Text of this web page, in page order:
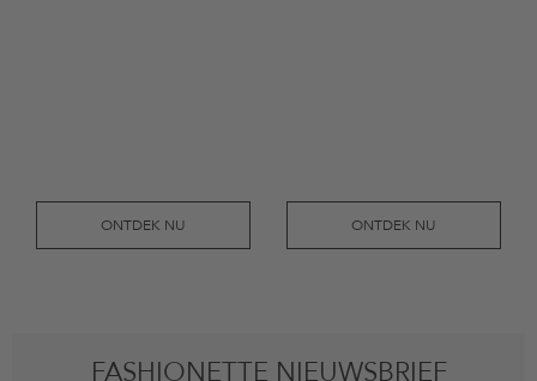
ONTDEK NU ONTDEK NU
FASHIONETTE NIEUWSBRIEF